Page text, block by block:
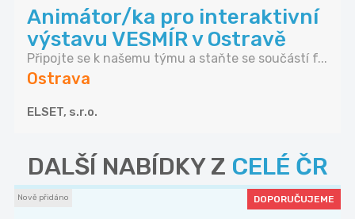
Animátor/ka pro interaktivní
výstavu VESMÍR v Ostravě
Připojte se k našemu týmu a staňte se součástí f...
Ostrava
ELSET, s.r.o.
DALŠÍ NABÍDKY Z CELÉ ČR
Nově přidáno DOPORUČUJEME